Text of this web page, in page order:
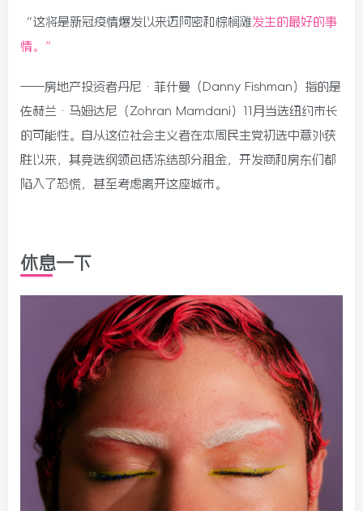
“这将是新冠疫情爆发以来迈阿密和棕榈滩 发生的最好的事
情。”
——房地产投资者丹尼·菲什曼（Danny Fishman）指的是
佐赫兰·马姆达尼（Zohran Mamdani）11月当选纽约市长
的可能性。自从这位社会主义者在本周民主党初选中意外获
胜以来，其竞选纲领包括冻结部分租金，开发商和房东们都
陷入了恐慌，甚至考虑离开这座城市。
休息一下